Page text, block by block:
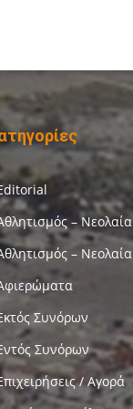
– Νεολαία
– Νεολαία
Συνόρων
Συνόρων
/ Αγορά